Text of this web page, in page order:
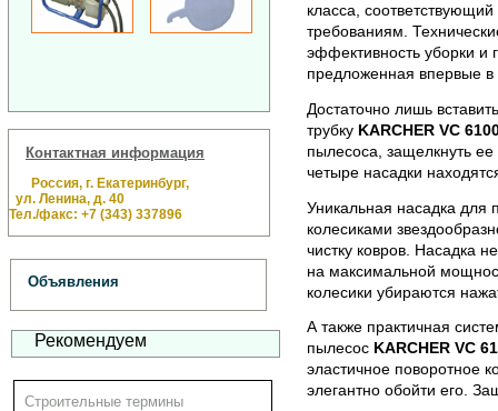
Контактная информация
Россия, г. Екатеринбург,
ул. Ленина, д. 40
Тел./факс: +7 (343) 337896
Объявления
Рекомендуем
Строительные термины
класса,
требованиям.
эффективность уборки
предложенная впервые
Достаточно лишь
трубку KARCHER VC
пылесоса, защелкнуть
четыре насадки
Уникальная насадка
колесиками
чистку ковров. Насадка
на максимальной
колесики убираются
А также практичная
пылесос KARCHER VC
эластичное поворотное
элегантно обойти его.